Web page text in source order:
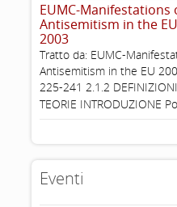
EUMC-Manifestations
Antisemitism in the
2003
Tratto da: EUMC-
Antisemitism in the EU
225-241 2.1.2
TEORIE INTRODUZIONE
Eventi